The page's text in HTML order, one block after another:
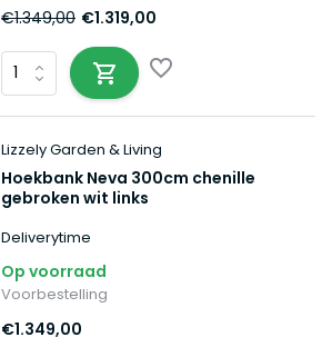
€1.349,00 €1.319,00
Lizzely Garden & Living
Hoekbank Neva 300cm chenille
gebroken wit links
Deliverytime
Op voorraad
Voorbestelling
€1.349,00